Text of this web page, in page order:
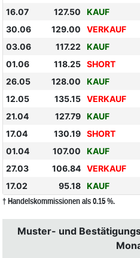
16.07
127.50 KAUF
30.06
129.00 VERKAUF
03.06
117.22 KAUF
01.06
118.25 SHORT
26.05
128.00 KAUF
12.05
135.15 VERKAUF
21.04
127.79 KAUF
17.04
130.19 SHORT
01.04
107.00 KAUF
27.03
106.84 VERKAUF
17.02
95.18 KAUF
† Handelskommissionen als 0.15 %.
Muster- und